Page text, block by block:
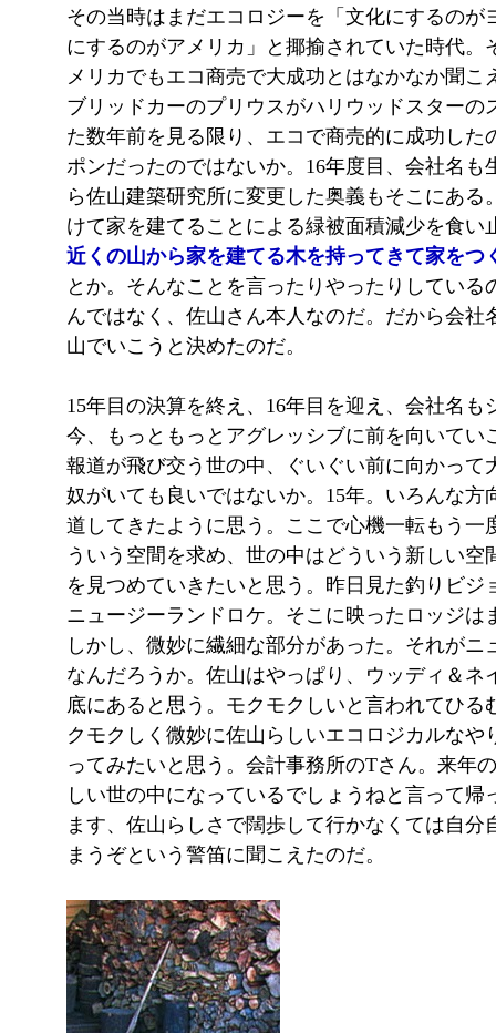
その当時はまだエコロジーを「文化にするのが
にするのがアメリカ」と揶揄されていた時代。
メリカでもエコ商売で大成功とはなかなか聞こ
ブリッドカーのプリウスがハリウッドスターの
た数年前を見る限り、エコで商売的に成功した
ポンだったのではないか。16年度目、会社名も
ら佐山建築研究所に変更した奥義もそこにある
けて家を建てることによる緑被面積減少を食い
近くの山から家を建てる木を持ってきて家をつ
とか。そんなことを言ったりやったりしている
んではなく、佐山さん本人なのだ。だから会社
山でいこうと決めたのだ。
15年目の決算を終え、16年目を迎え、会社名も
今、もっともっとアグレッシブに前を向いてい
報道が飛び交う世の中、ぐいぐい前に向かって
奴がいても良いではないか。15年。いろんな方
道してきたように思う。ここで心機一転もう一
ういう空間を求め、世の中はどういう新しい空
を見つめていきたいと思う。昨日見た釣りビジ
ニュージーランドロケ。そこに映ったロッジは
しかし、微妙に繊細な部分があった。それがニ
なんだろうか。佐山はやっぱり、ウッディ＆ネ
底にあると思う。モクモクしいと言われてひる
クモクしく微妙に佐山らしいエコロジカルなや
ってみたいと思う。会計事務所のTさん。来年
しい世の中になっているでしょうねと言って帰
ます、佐山らしさで闊歩して行かなくては自分
まうぞという警笛に聞こえたのだ。